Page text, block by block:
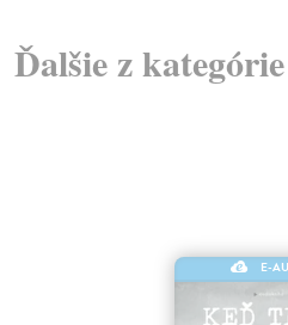
Ďalšie z
E-